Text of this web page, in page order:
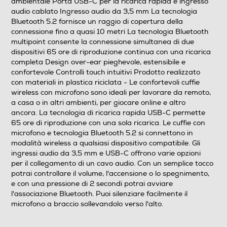
Waterproof
Non waterproof
Noise cancelling
Microfono incorporato
Posizione regolazione volume
Sugli auricolari
Pieghevole
No
audio cablato Ingresso audio da 3,5 mm La tecnologia
Bluetooth 5.2 fornisce un raggio di copertura della
connessione fino a quasi 10 metri La tecnologia Bluetooth
multipoint consente la connessione simultanea di due
dispositivi 65 ore di riproduzione continua con una ricarica
completa Design over-ear pieghevole, estensibile e
confortevole Controlli touch intuitivi Prodotto realizzato
con materiali in plastica riciclata - Le confortevoli cuffie
wireless con microfono sono ideali per lavorare da remoto,
a casa o in altri ambienti, per giocare online e altro
ancora. La tecnologia di ricarica rapida USB-C permette
65 ore di riproduzione con una sola ricarica. Le cuffie con
microfono e tecnologia Bluetooth 5.2 si connettono in
modalità wireless a qualsiasi dispositivo compatibile. Gli
ingressi audio da 3,5 mm e USB-C offrono varie opzioni
per il collegamento di un cavo audio. Con un semplice tocco
potrai controllare il volume, l'accensione o lo spegnimento,
e con una pressione di 2 secondi potrai avviare
l'associazione Bluetooth. Puoi silenziare facilmente il
microfono a braccio sollevandolo verso l'alto.